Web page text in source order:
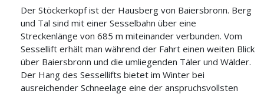
Der Stöckerkopf ist der Hausberg von Baiersbronn. Berg
und Tal sind mit einer Sesselbahn über eine
Streckenlänge von 685 m miteinander verbunden. Vom
Sessellift erhält man während der Fahrt einen weiten Blick
über Baiersbronn und die umliegenden Täler und Wälder.
Der Hang des Sessellifts bietet im Winter bei
ausreichender Schneelage eine der anspruchsvollsten